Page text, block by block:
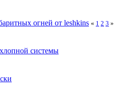
огней от leshkins « 1 2 3 »
системы